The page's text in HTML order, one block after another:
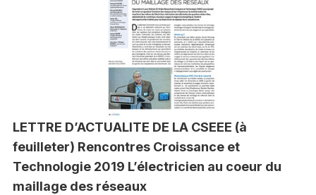
LETTRE D’ACTUALITE DE LA CSEEE (à
feuilleter) Rencontres Croissance et
Technologie 2019 L’électricien au coeur du
maillage des réseaux